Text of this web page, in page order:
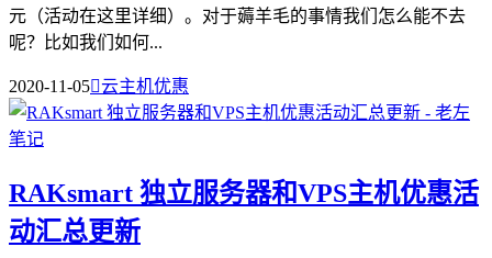
元（活动在这里详细）。对于薅羊毛的事情我们怎么能不去
呢？比如我们如何...
2020-11-05云主机优惠
RAKsmart 独立服务器和VPS主机优惠活
动汇总更新